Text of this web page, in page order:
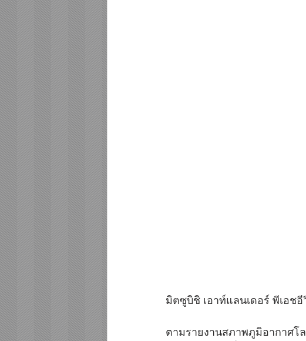
มิตซูบิชิ เอาท์แลนเดอร์ พีเอช
ตามรายงานสภาพภูมิอากาศโ